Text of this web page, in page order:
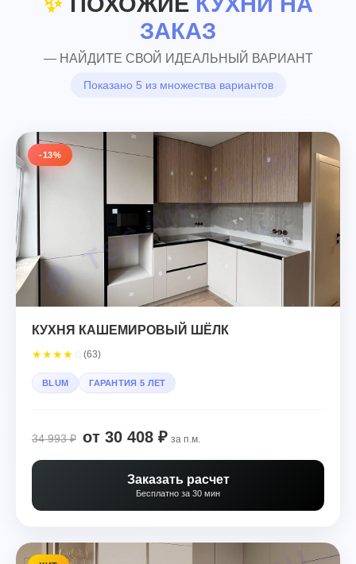
ЗАКАЗ
— НАЙДИТЕ СВОЙ ИДЕАЛЬНЫЙ ВАРИАНТ
Показано 5 из множества вариантов
-13%
КУХНЯ КАШЕМИРОВЫЙ ШЁЛК
★★★★ (63)
BLUM ГАРАНТИЯ 5 ЛЕТ
34 993 ₽ от 30 408 ₽ за п.м.
Заказать расчет
Бесплатно за 30 мин